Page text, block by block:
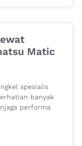
Matic
spesialis
banyak
performa